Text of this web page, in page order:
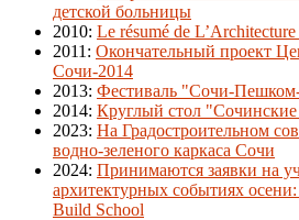
детской больницы
2010: Le résumé de
2011 : Окончательный проект
Сочи-2014
2013: Фестиваль "Сочи-
2014: Круглый стол
2023: На Градостроительном
водно-зеленого каркаса Сочи
2024: Принимаются заявки на
архитектурных событиях
Build School